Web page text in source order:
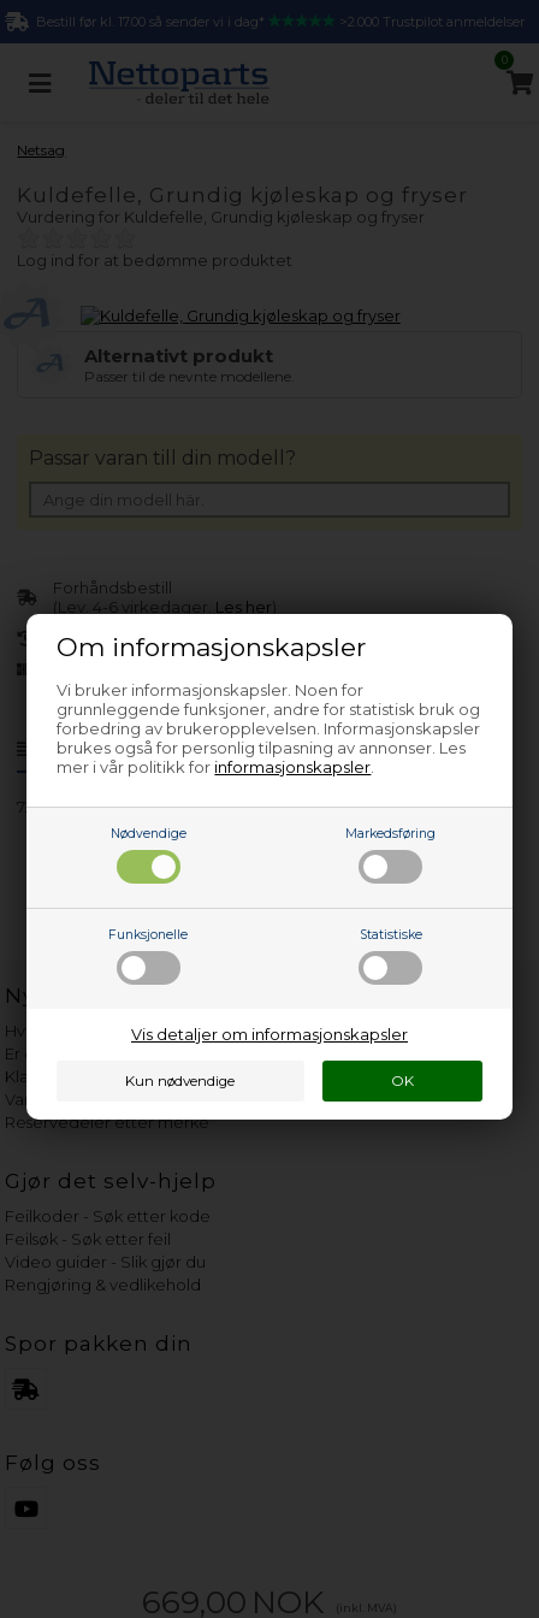
Om informasjonskapsler
Vi bruker informasjonskapsler. Noen for
grunnleggende funksjoner, andre for statistisk bruk og
forbedring av brukeropplevelsen. Informasjonskapsler
brukes også for personlig tilpasning av annonser. Les
mer i vår politikk for informasjonskapsler
Nødvendige Markedsføring
Funksjonelle Statistiske
Vis detaljer om informasjonskapsler
Bestill før kl. 17.00 så sender vi i dag* >2.000 Trustpilot anmeldelser
0
Netsag
Kuldefelle, Grundig kjøleskap og fryser
Vurdering for Kuldefelle, Grundig kjøleskap og fryser
Log ind for at bedømme produktet
Alternativt produkt
Passer til de nevnte modellene.
Produktinfo Spørsmål om varen?
7278448811
669,00 NOK (inkl. MVA)
Forhåndsbestill
(Lev. 4-6 virkedager. Les her)
30 dagers returrett
Passar varan till din modell?
Nyttige lenker
Hvor gammelt er apparatet mitt?
Er det verdt å reparere?
Klage på bassengrobot
Vannets hardhetsgrad
Reservedeler etter merke
Gjør det selv-hjelp
Feilkoder - Søk etter kode
Feilsøk - Søk etter feil
Video guider - Slik gjør du
Rengjøring & vedlikehold
Spor pakken din
Følg oss